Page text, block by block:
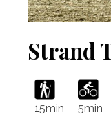
Strand
15min 5min